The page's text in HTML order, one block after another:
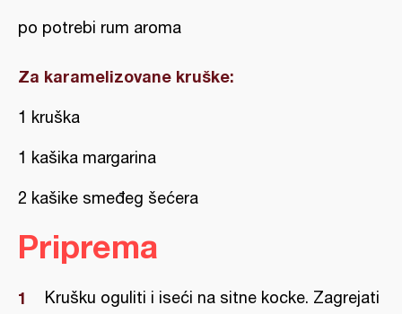
po potrebi rum aroma
Za karamelizovane kruške:
1 kruška
1 kašika margarina
2 kašike smeđeg šećera
Priprema
Krušku oguliti i iseći na sitne kocke. Zagrejati